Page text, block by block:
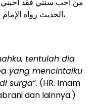
الحديث رواه الإمام الترمذي وأبو يعلى والطبراني وغيرهم،
tentulah dia
yang mencintaiku
surga“. (HR. Imam
dan lainnya.)